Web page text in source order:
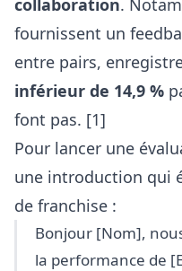
collaboration.
fournissent un
entre pairs,
inférieur de 14,9 %
font pas. [1]
Pour lancer une
une introduction qui
de franchise :
Bonjour [Nom],
la performance de